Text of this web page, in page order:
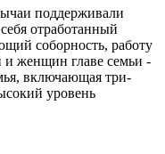
поддерживали
отработанный
соборность, работу
и женщин главе семьи -
включающая три-
уровень